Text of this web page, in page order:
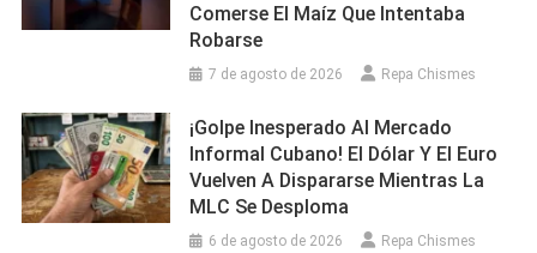
Comerse El Maíz Que Intentaba
Robarse
7 de agosto de 2026 Repa Chismes
¡Golpe Inesperado Al Mercado
Informal Cubano! El Dólar Y El Euro
Vuelven A Dispararse Mientras La
MLC Se Desploma
6 de agosto de 2026 Repa Chismes